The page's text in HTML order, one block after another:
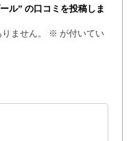
ル” の口コミを投稿しま
ません。
※ が付いてい